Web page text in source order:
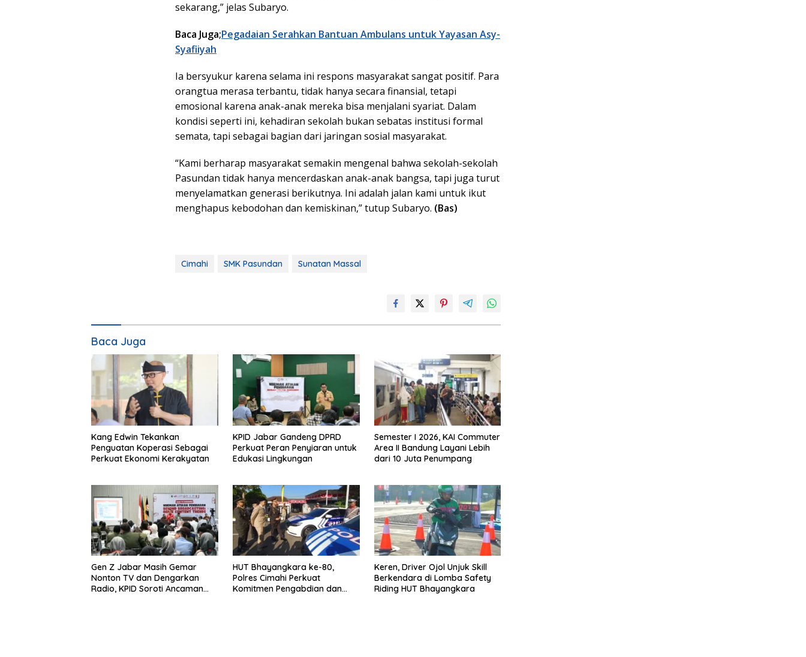
sekarang,” jelas Subaryo.
Baca Juga;Pegadaian Serahkan Bantuan Ambulans untuk Yayasan Asy-
Syafiiyah
Ia bersyukur karena selama ini respons masyarakat sangat positif. Para
orangtua merasa terbantu, tidak hanya secara finansial, tetapi
emosional karena anak-anak mereka bisa menjalani syariat. Dalam
kondisi seperti ini, kehadiran sekolah bukan sebatas institusi formal
semata, tapi sebagai bagian dari jaringan sosial masyarakat.
“Kami berharap masyarakat semakin mengenal bahwa sekolah-sekolah
Pasundan tidak hanya mencerdaskan anak-anak bangsa, tapi juga turut
menyelamatkan generasi berikutnya. Ini adalah jalan kami untuk ikut
menghapus kebodohan dan kemiskinan,” tutup Subaryo. (Bas)
Cimahi SMK Pasundan Sunatan Massal
Baca Juga
Kang Edwin Tekankan
Penguatan Koperasi Sebagai
Perkuat Ekonomi Kerakyatan
KPID Jabar Gandeng DPRD
Perkuat Peran Penyiaran untuk
Edukasi Lingkungan
Semester I 2026, KAI Commuter
Area II Bandung Layani Lebih
dari 10 Juta Penumpang
Gen Z Jabar Masih Gemar
Nonton TV dan Dengarkan
Radio, KPID Soroti Ancaman
HUT Bhayangkara ke-80,
Polres Cimahi Perkuat
Komitmen Pengabdian dan
Keren, Driver Ojol Unjuk Skill
Berkendara di Lomba Safety
Riding HUT Bhayangkara